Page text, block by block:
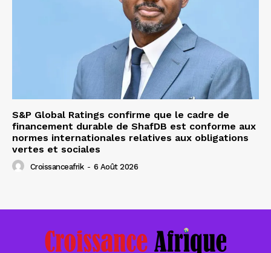
S&P Global Ratings confirme que le cadre de
financement durable de ShafDB est conforme aux
normes internationales relatives aux obligations
vertes et sociales
Croissanceafrik - 6 Août 2026